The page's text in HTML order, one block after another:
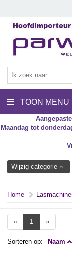
TOON MENU
Maandag tot
Wijzig categorie
Home
« 1 »
Sorteren op: Naam